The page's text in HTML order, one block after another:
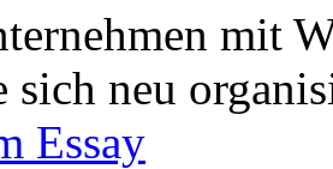
mit
sich neu
Essay